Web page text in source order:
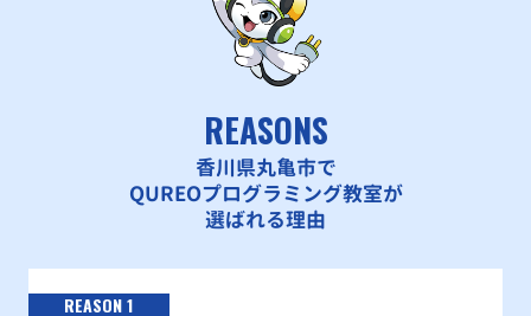
REASONS
香川県丸亀市で
QUREOプログラミング教室が
選ばれる理由
REASON 1